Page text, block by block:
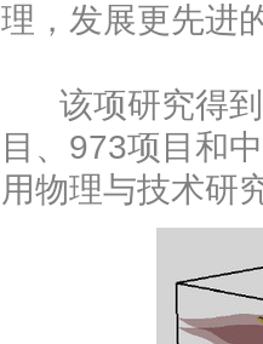
理，发展更先进
该项研究得到
目、973项目和
用物理与技术研